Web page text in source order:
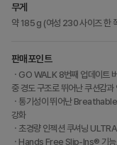
무게
약 185 g (여성 230 사이즈 한
판매포인트
ㆍGO WALK 8번째 업데이트
중 경도 구조로 뛰어난 쿠션감과
ㆍ통기성이 뛰어난
강화
ㆍ초경량 인젝션 쿠셔닝
ㆍHands Free Slip-Ins® 기능